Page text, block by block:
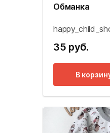
Обманка
35 руб.
В